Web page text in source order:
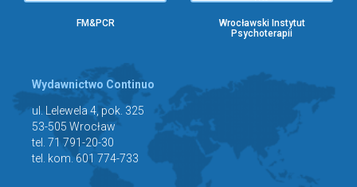
FM&PCR
Wrocławski Instytut
Psychoterapii
Wydawnictwo Continuo
ul. Lelewela 4, pok. 325
53-505 Wrocław
tel. 71 791-20-30
tel. kom. 601 774-733